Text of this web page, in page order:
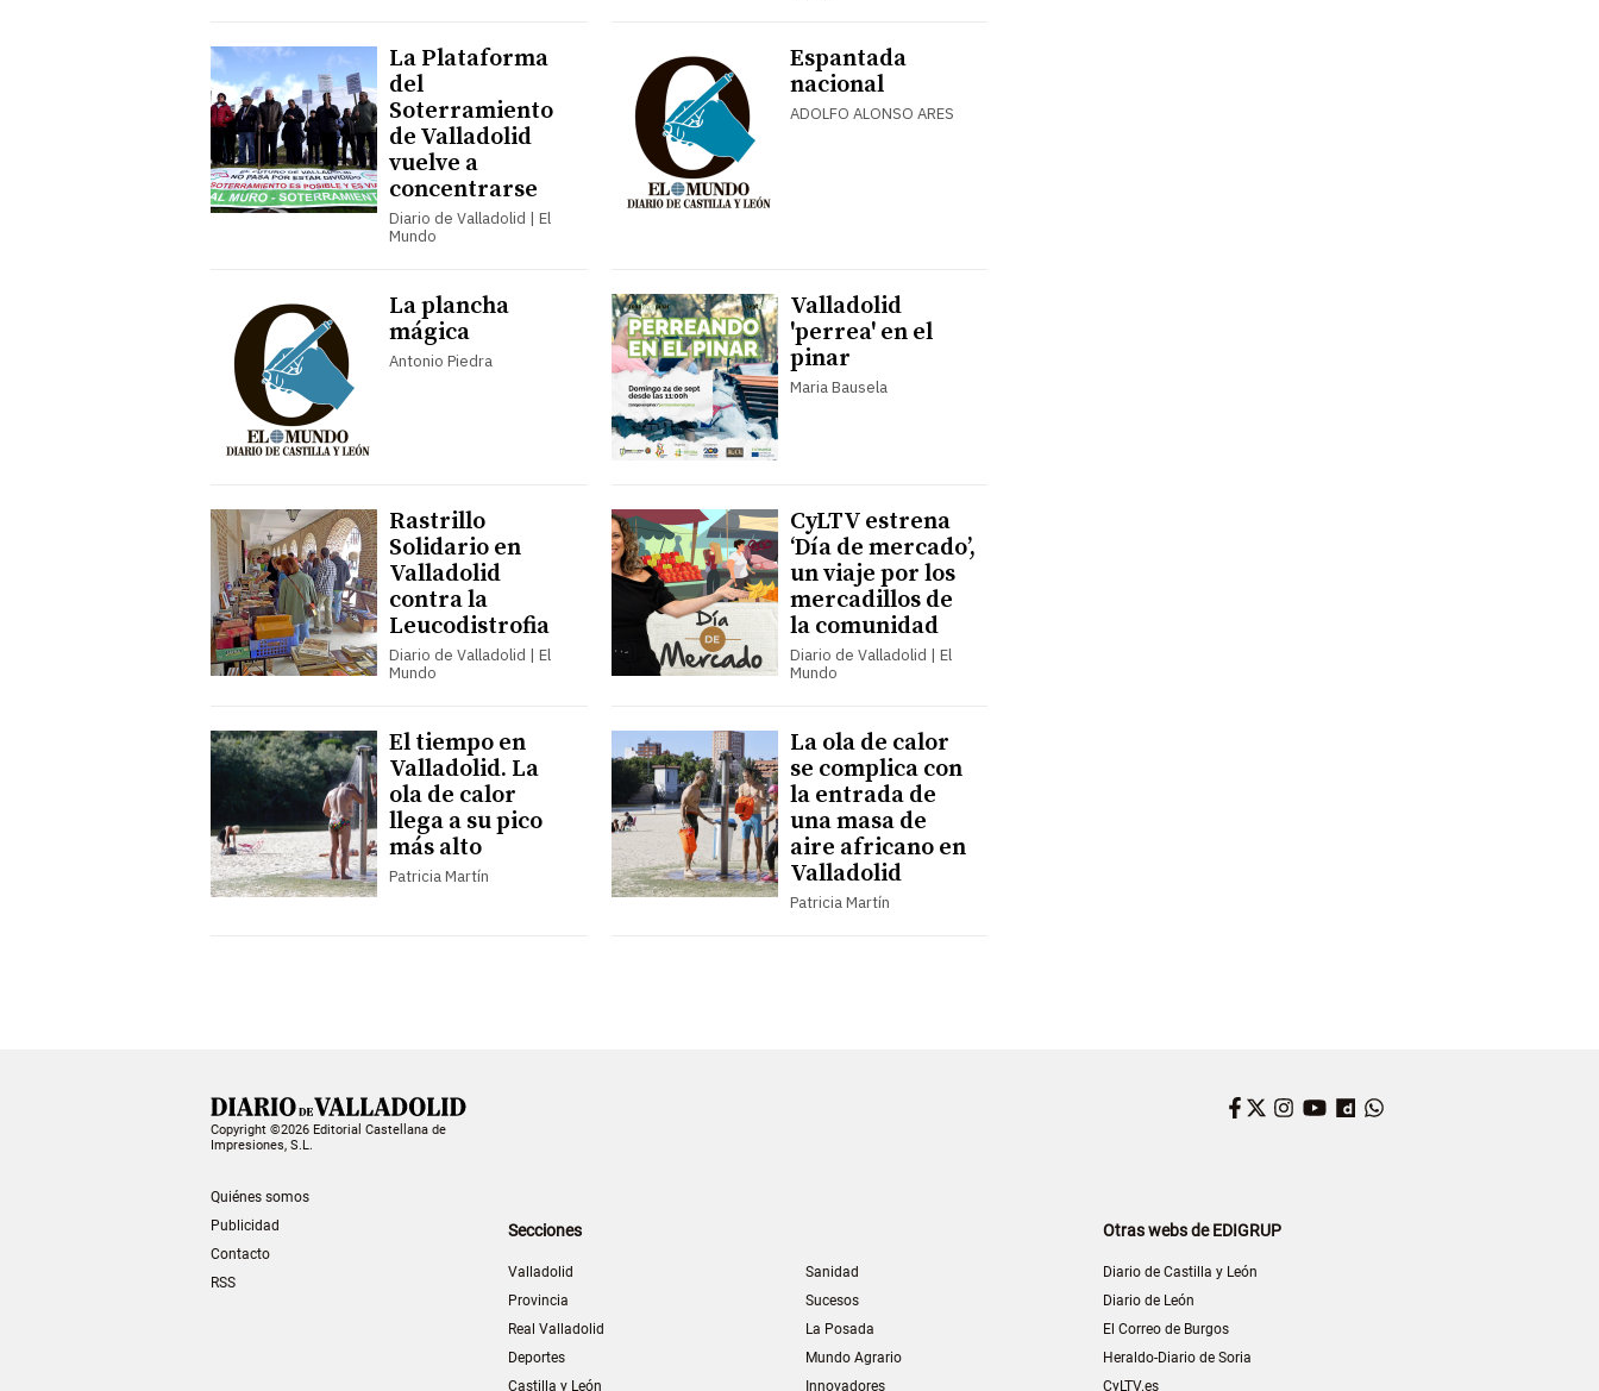
La Plataforma
del
Soterramiento
de Valladolid
vuelve a
concentrarse
Diario de Valladolid | El
Mundo
Espantada
nacional
ADOLFO ALONSO ARES
La plancha
mágica
Antonio Piedra
Valladolid
'perrea' en el
pinar
Maria Bausela
Rastrillo
Solidario en
Valladolid
contra la
Leucodistrofia
Diario de Valladolid | El
Mundo
CyLTV estrena
‘Día de mercado’,
un viaje por los
mercadillos de
la comunidad
Diario de Valladolid | El
Mundo
El tiempo en
Valladolid. La
ola de calor
llega a su pico
más alto
Patricia Martín
La ola de calor
se complica con
la entrada de
una masa de
aire africano en
Valladolid
Patricia Martín
Copyright ©2026 Editorial Castellana de
Impresiones, S.L.
Quiénes somos
Publicidad
Contacto
RSS
Facebook
Twitter
Instagram
YouTube
Dailymotion
Secciones
Valladolid
Provincia
Real Valladolid
Deportes
Castilla y León
Sanidad
Sucesos
La Posada
Mundo Agrario
Innovadores
Otras webs de EDIGRUP
Diario de Castilla y León
Diario de León
El Correo de Burgos
Heraldo-Diario de Soria
CyLTV.es